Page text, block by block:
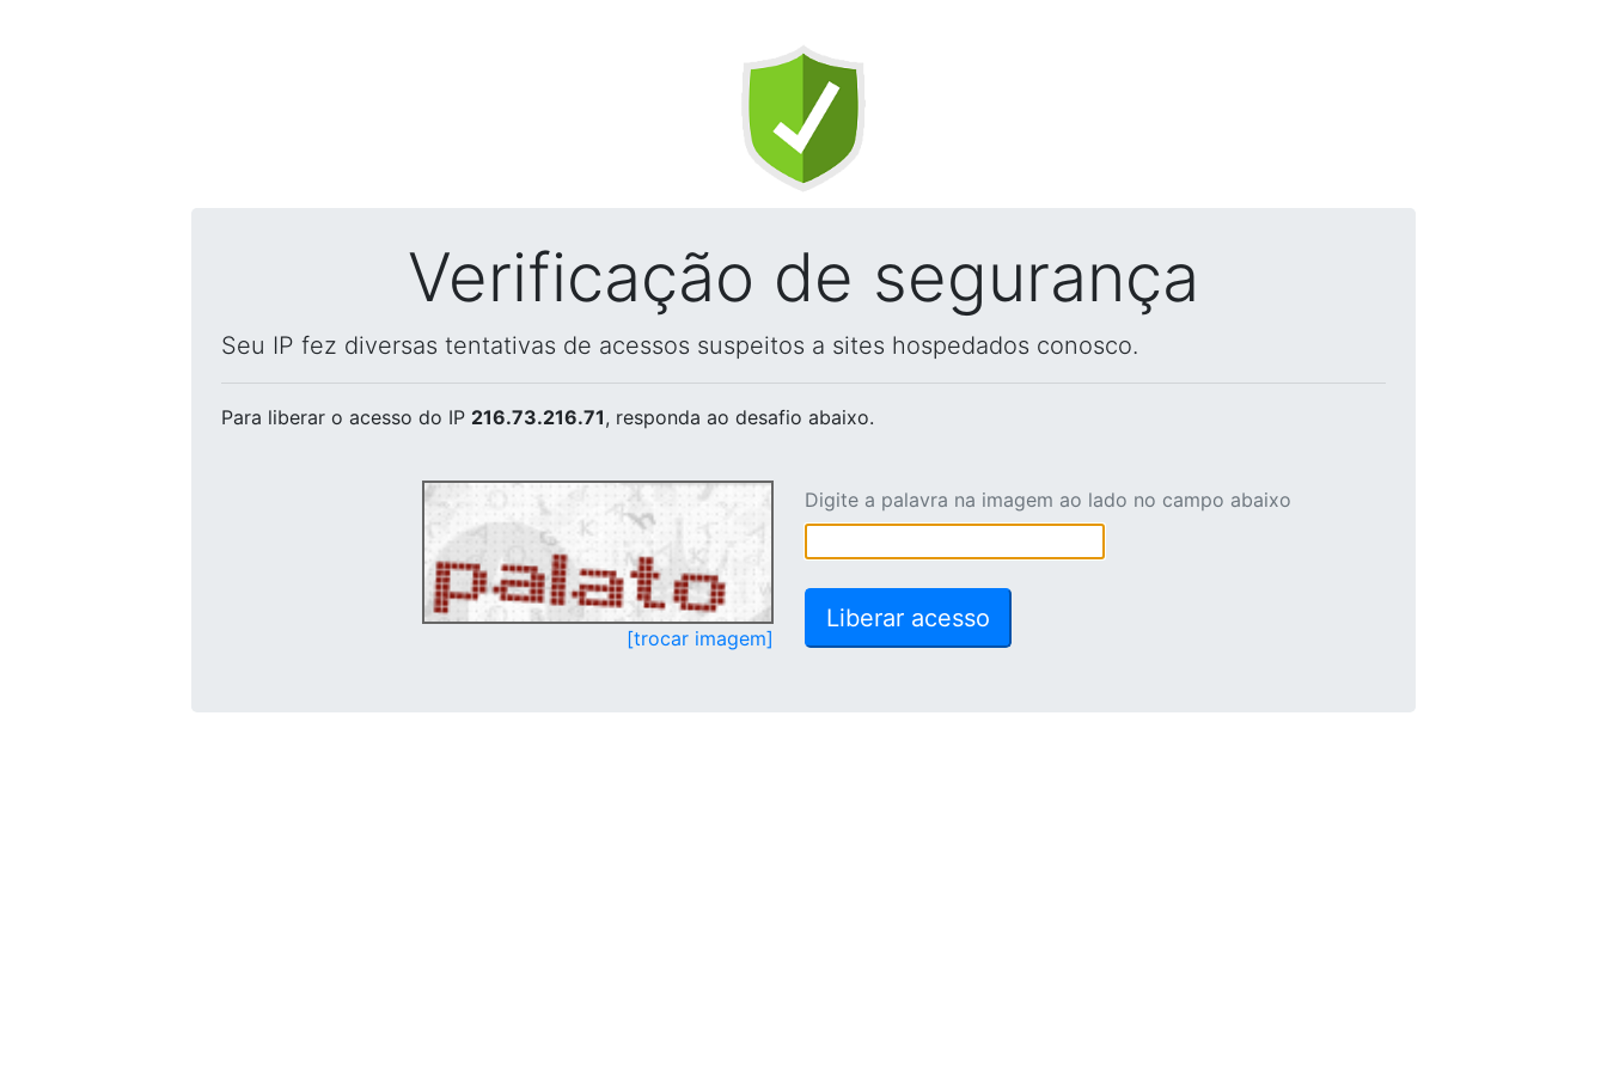
Verificação de segurança
Seu IP fez diversas tentativas de acessos suspeitos a sites hospedados conosco.
Para liberar o acesso do IP 216.73.216.71, responda ao desafio abaixo.
[trocar imagem]
Digite a palavra na imagem ao lado no campo abaixo